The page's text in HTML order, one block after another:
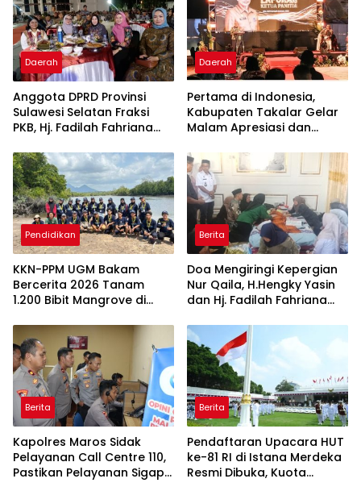
Daerah
Anggota DPRD Provinsi
Sulawesi Selatan Fraksi
PKB, Hj. Fadilah Fahriana
Takalar Menyalakan
Lentera Pengabdian
Melalui Malam Apresiasi
dan Inovasi Award 2026
Daerah
Pertama di Indonesia,
Kabupaten Takalar Gelar
Malam Apresiasi dan
Panggung Penghargaan
bagi Pelayan Publik
Berprestasi
Pendidikan
KKN-PPM UGM Bakam
Bercerita 2026 Tanam
1.200 Bibit Mangrove di
Berita
Doa Mengiringi Kepergian
Nur Qaila, H.Hengky Yasin
dan Hj. Fadilah Fahriana
Keluarga
Berita
Kapolres Maros Sidak
Pelayanan Call Centre 110,
Pastikan Pelayanan Sigap
Berita
Pendaftaran Upacara HUT
ke-81 RI di Istana Merdeka
Resmi Dibuka, Kuota